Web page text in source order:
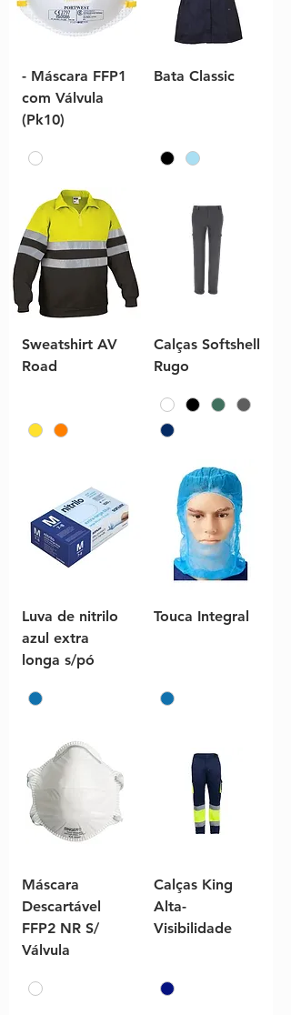
- Máscara FFP1
com Válvula
(Pk10)
Bata Classic
Sweatshirt AV
Road
Calças Softshell
Rugo
Luva de nitrilo
azul extra
longa s/pó
Touca Integral
Máscara
Descartável
FFP2 NR S/
Válvula
Calças King
Alta-
Visibilidade